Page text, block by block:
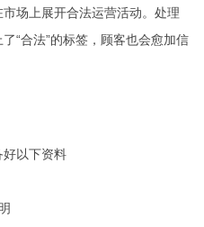
场上展开合法运营活动。处理
“合法”的标签，顾客也会愈加信
好以下资料